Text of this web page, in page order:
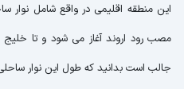
این منطقه اقلیمی در واقع شامل نوار
مصب رود اروند آغاز می شود و تا خلیج
جالب است بدانید که طول این نوار ساحلی بیش از 2 هزار